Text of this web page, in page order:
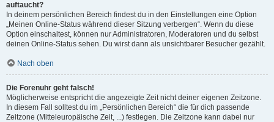
auftaucht?
In deinem persönlichen Bereich findest du in den Einstellungen eine Option
„Meinen Online-Status während dieser Sitzung verbergen“. Wenn du diese
Option einschaltest, können nur Administratoren, Moderatoren und du selbst
deinen Online-Status sehen. Du wirst dann als unsichtbarer Besucher gezählt.
Nach oben
Die Forenuhr geht falsch!
Möglicherweise entspricht die angezeigte Zeit nicht deiner eigenen Zeitzone.
In diesem Fall solltest du im „Persönlichen Bereich“ die für dich passende
Zeitzone (Mitteleuropäische Zeit, ...) festlegen. Die Zeitzone kann dabei nur